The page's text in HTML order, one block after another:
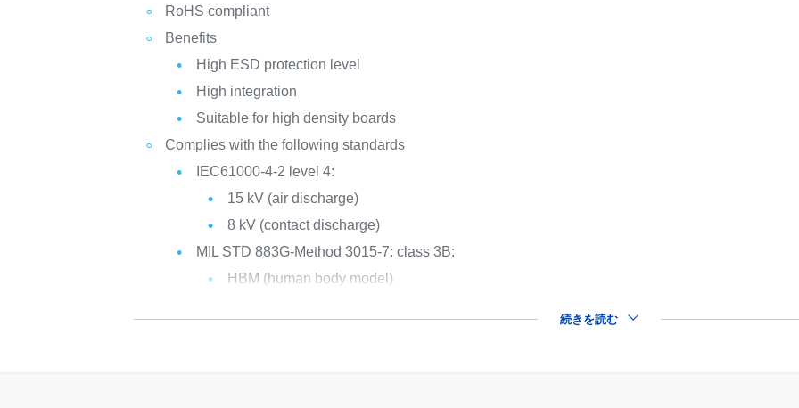
RoHS compliant
Benefits
High ESD protection level
High integration
Suitable for high density boards
Complies with the following standards
IEC61000-4-2 level 4:
15 kV (air discharge)
8 kV (contact discharge)
MIL STD 883G-Method 3015-7: class 3B:
HBM (human body model)
続きを読む